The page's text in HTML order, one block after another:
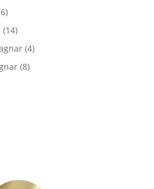
66
produkter
1414
produkter
44
88